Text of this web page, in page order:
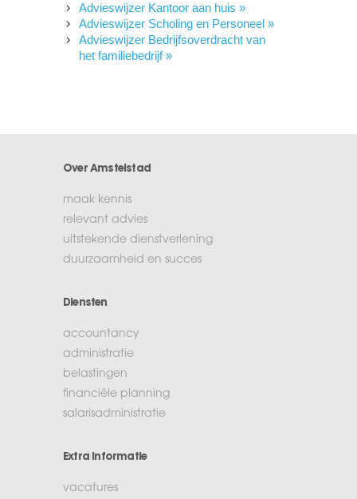
Advieswijzer Kantoor aan huis »
Advieswijzer Scholing en Personeel »
Advieswijzer Bedrijfsoverdracht van
het familiebedrijf »
Over Amstelstad
maak kennis
relevant advies
uitstekende dienstverlening
duurzaamheid en succes
Diensten
accountancy
administratie
belastingen
financiële planning
salarisadministratie
Extra informatie
vacatures